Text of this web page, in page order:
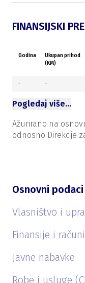
FINANSIJSKI
Godina
Ukupan prihod
(KM)
- -
Pogledaj više…
Ažurirano na
odnosno Direkcije
Osnovni podaci
Vlasništvo i
Finansije i računi
Javne nabavke
Robe i usluge